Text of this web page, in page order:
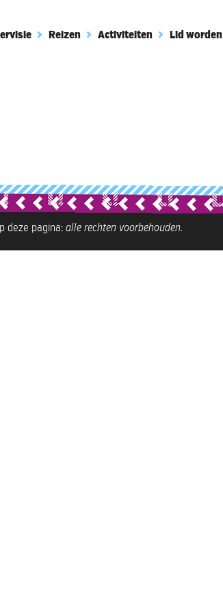
Reizen Activiteiten Lid worden
deze pagina: alle rechten voorbehouden.